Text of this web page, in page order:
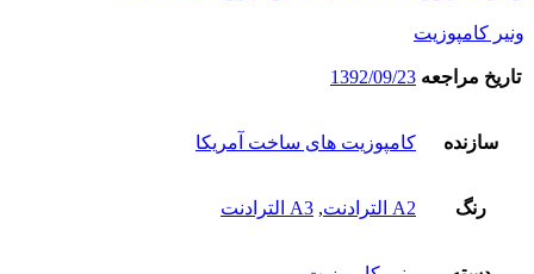
ونیر کامپوزیت
تاریخ مراجعه 1392/09/23
سازنده کامپوزیت های ساخت آمریکا
رنگ A2 الترادنت , A3 الترادنت